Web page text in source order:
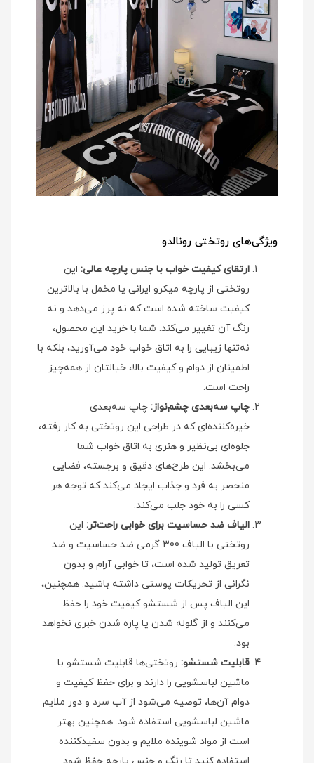
ویژگی‌های روتختی رونالدو
ارتقای کیفیت خواب با جنس پارچه عالی: این
روتختی از پارچه میکرو ایرانی یا مخمل با بالاترین
کیفیت ساخته شده است که نه پرز می‌دهد و نه
رنگ آن تغییر می‌کند. شما با خرید این محصول،
نه‌تنها زیبایی را به اتاق خواب خود می‌آورید، بلکه با
اطمینان از دوام و کیفیت بالا، خیالتان از همه‌چیز
راحت است.
چاپ سه‌بعدی چشم‌نواز: چاپ سه‌بعدی
خیره‌کننده‌ای که در طراحی این روتختی به کار رفته،
جلوه‌ای بی‌نظیر و هنری به اتاق خواب شما
می‌بخشد. این طرح‌های دقیق و برجسته، فضایی
منحصر به فرد و جذاب ایجاد می‌کند که توجه هر
کسی را به خود جلب می‌کند.
الیاف ضد حساسیت برای خوابی راحت‌تر: این
روتختی با الیاف 300 گرمی ضد حساسیت و ضد
تعریق تولید شده است، تا خوابی آرام و بدون
نگرانی از تحریکات پوستی داشته باشید. همچنین،
این الیاف پس از شستشو کیفیت خود را حفظ
می‌کنند و از گلوله شدن یا پاره شدن خبری نخواهد
بود.
قابلیت شستشو: روتختی‌ها قابلیت شستشو با
ماشین لباسشویی را دارند و برای حفظ کیفیت و
دوام آن‌ها، توصیه می‌شود از آب سرد و دور ملایم
ماشین لباسشویی استفاده شود. همچنین بهتر
است از مواد شوینده ملایم و بدون سفیدکننده